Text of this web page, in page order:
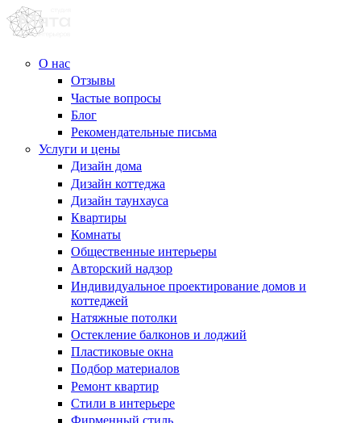
О нас
Отзывы
Частые вопросы
Блог
Рекомендательные письма
Услуги и цены
Дизайн дома
Дизайн коттеджа
Дизайн таунхауса
Квартиры
Комнаты
Общественные интерьеры
Авторский надзор
Индивидуальное проектирование домов и
коттеджей
Натяжные потолки
Остекление балконов и лоджий
Пластиковые окна
Подбор материалов
Ремонт квартир
Стили в интерьере
Фирменный стиль